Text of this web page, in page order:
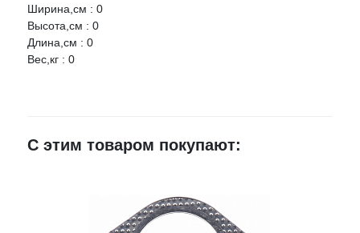
Ширина,см : 0
Высота,см : 0
Длина,см : 0
Вес,кг : 0
НАЛИЧИЕ
КВАДРАТИС Прокладка глушителя Nissan, Ford
Монтажный,
Оцените товар:
Ваше имя
С этим товаром покупают: